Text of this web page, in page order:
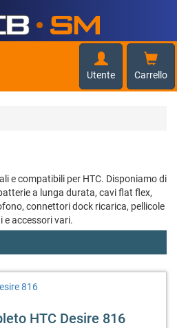
Utente Carrello
e compatibili per HTC. Disponiamo di
a lunga durata, cavi flat flex,
connettori dock ricarica, pellicole
accessori vari.
HTC Desire 816